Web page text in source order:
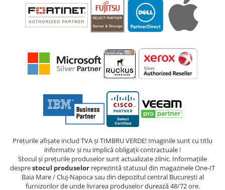
Prețurile afișate includ TVA și TIMBRU VERDE! Imaginile sunt cu titlu
informativ și nu implică obligații contractuale !
Stocul și prețurile produselor sunt actualizate zilnic. Informațiile
desprestocul produselor reprezintă statusul din magazinele One-IT
Baia Mare / Cluj-Napoca sau din depozitul central București al
furnizorilor de unde livrarea produselor durează 48/72 ore.